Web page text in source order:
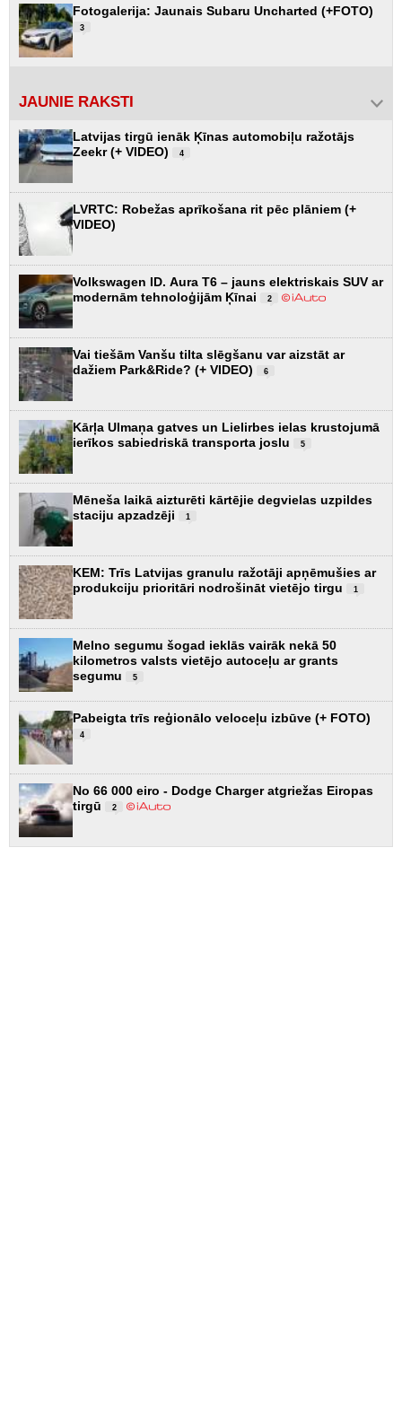
Fotogalerija: Jaunais Subaru Uncharted (+FOTO)
3
JAUNIE RAKSTI
Latvijas tirgū ienāk Ķīnas automobiļu ražotājs
Zeekr (+ VIDEO)
4
LVRTC: Robežas aprīkošana rit pēc plāniem (+
VIDEO)
Volkswagen ID. Aura T6 – jauns elektriskais SUV ar
modernām tehnoloģijām Ķīnai
2
Vai tiešām Vanšu tilta slēgšanu var aizstāt ar
dažiem Park&Ride? (+ VIDEO)
6
Kārļa Ulmaņa gatves un Lielirbes ielas krustojumā
ierīkos sabiedriskā transporta joslu
5
Mēneša laikā aizturēti kārtējie degvielas uzpildes
staciju apzadzēji
1
KEM: Trīs Latvijas granulu ražotāji apņēmušies ar
produkciju prioritāri nodrošināt vietējo tirgu
1
Melno segumu šogad ieklās vairāk nekā 50
kilometros valsts vietējo autoceļu ar grants
segumu
5
Pabeigta trīs reģionālo veloceļu izbūve (+ FOTO)
4
No 66 000 eiro - Dodge Charger atgriežas Eiropas
tirgū
2